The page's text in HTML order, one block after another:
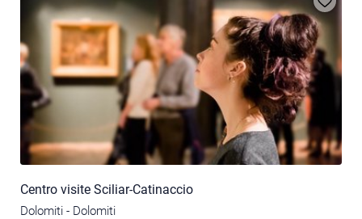
Centro visite Sciliar-Catinaccio
Dolomiti - Dolomiti